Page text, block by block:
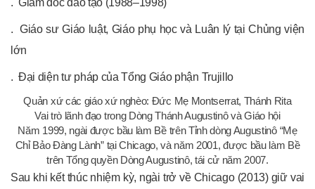
. Giám đốc đào tạo (1988–1998)
. Giáo sư Giáo luật, Giáo phụ học và Luân lý tại Chủng viện
lớn
. Đại diện tư pháp của Tổng Giáo phận Trujillo
Quản xứ các giáo xứ nghèo: Đức Mẹ Montserrat, Thánh Rita
Vai trò lãnh đạo trong Dòng Thánh Augustinô và Giáo hội
Năm 1999, ngài được bầu làm Bề trên Tỉnh dòng Augustinô “Mẹ
Chỉ Bảo Đàng Lành” tại Chicago, và năm 2001, được bầu làm Bề
trên Tổng quyền Dòng Augustinô, tái cử năm 2007.
Sau khi kết thúc nhiệm kỳ, ngài trở về Chicago (2013) giữ vai